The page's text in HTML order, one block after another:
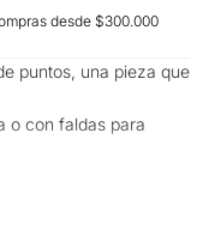
desde $300.000
puntos, una pieza que
o con faldas para